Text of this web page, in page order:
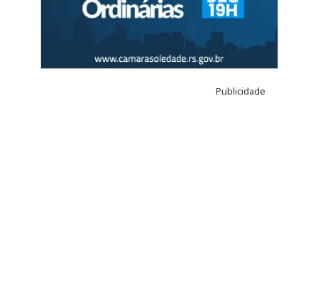
Publicidade